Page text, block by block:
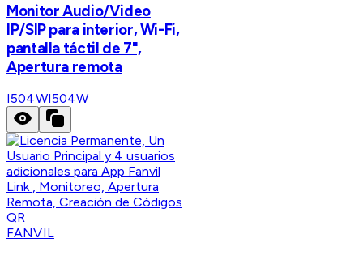
Monitor Audio/Video
IP/SIP para interior, Wi-Fi,
pantalla táctil de 7",
Apertura remota
I504WI504W
FANVIL